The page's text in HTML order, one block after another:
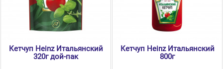
Кетчуп Heinz Итальянский
320г дой-пак
Кетчуп Heinz Итальянский
800г